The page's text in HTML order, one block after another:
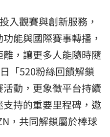
入觀賽與創新服務，
能與國際賽事轉播，
，讓更多人能隨時隨
「520粉絲回饋解鎖
動，更象徵平台持續
持的重要里程碑，邀
，共同解鎖屬於棒球